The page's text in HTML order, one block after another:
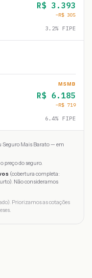
R$ 3.393
−R$ 305
3.2% FIPE
MSMB
R$ 6.185
−R$ 719
6.4% FIPE
Seguro Mais Barato — em
preço do seguro.
(cobertura completa:
Não consideramos
Priorizamos as cotações